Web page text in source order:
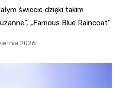
świecie dzięki takim
„Famous Blue Raincoat”
2026